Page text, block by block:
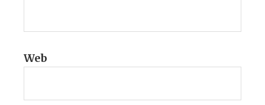
Web